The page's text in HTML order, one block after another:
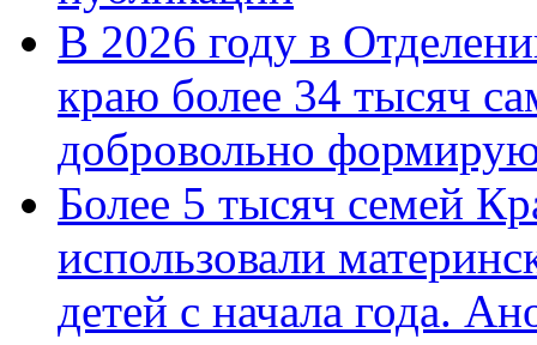
В 2026 году в
краю более 34 тысяч
добровольно
Более 5 тысяч семей
использовали
детей с начала года.